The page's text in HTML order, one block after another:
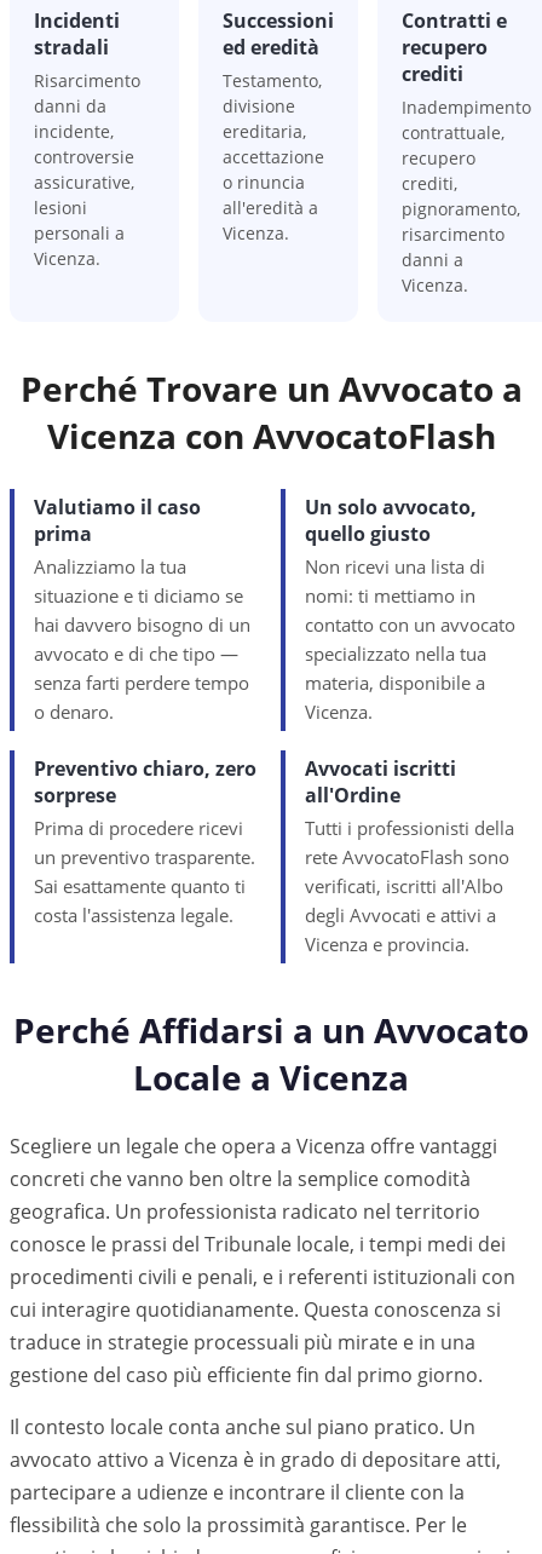
Incidenti
stradali
Risarcimento
danni da
incidente,
controversie
assicurative,
lesioni
personali a
Vicenza.
Successioni
ed eredità
Testamento,
divisione
ereditaria,
accettazione
o rinuncia
all'eredità a
Vicenza.
Contratti e
recupero
crediti
Inadempimento
contrattuale,
recupero
crediti,
pignoramento,
risarcimento
danni a
Vicenza.
Perché Trovare un Avvocato a
Vicenza con AvvocatoFlash
Valutiamo il caso
prima
Analizziamo la tua
situazione e ti diciamo se
hai davvero bisogno di un
avvocato e di che tipo —
senza farti perdere tempo
o denaro.
Un solo avvocato,
quello giusto
Non ricevi una lista di
nomi: ti mettiamo in
contatto con un avvocato
specializzato nella tua
materia, disponibile a
Vicenza.
Preventivo chiaro, zero
sorprese
Prima di procedere ricevi
un preventivo trasparente.
Sai esattamente quanto ti
costa l'assistenza legale.
Avvocati iscritti
all'Ordine
Tutti i professionisti della
rete AvvocatoFlash sono
verificati, iscritti all'Albo
degli Avvocati e attivi a
Vicenza e provincia.
Perché Affidarsi a un Avvocato
Locale a Vicenza
Scegliere un legale che opera a Vicenza offre vantaggi
concreti che vanno ben oltre la semplice comodità
geografica. Un professionista radicato nel territorio
conosce le prassi del Tribunale locale, i tempi medi dei
procedimenti civili e penali, e i referenti istituzionali con
cui interagire quotidianamente. Questa conoscenza si
traduce in strategie processuali più mirate e in una
gestione del caso più efficiente fin dal primo giorno.
Il contesto locale conta anche sul piano pratico. Un
avvocato attivo a Vicenza è in grado di depositare atti,
partecipare a udienze e incontrare il cliente con la
flessibilità che solo la prossimità garantisce. Per le